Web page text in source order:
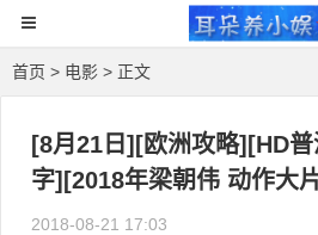
首页 > 电影 > 正文
[8月21日][欧洲攻略][HD
字][2018年梁朝伟 动作大
2018-08-21 17:03